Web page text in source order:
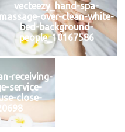
vecteezy_hand-spa-
massage-over-clean-white-
bed-background-
people_10167586
receiving-
service-
close-